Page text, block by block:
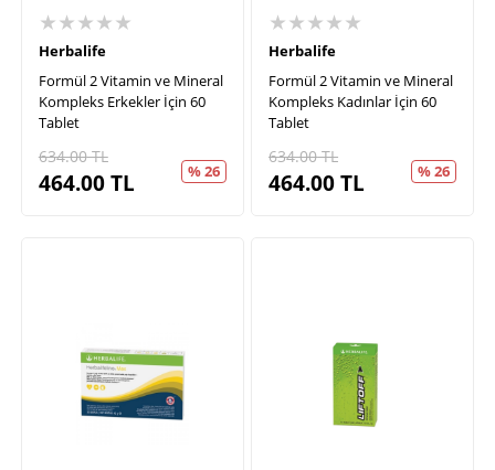
★★★★★
Herbalife
Formül 2 Vitamin ve Mineral
Kompleks Erkekler İçin 60
Tablet
634.00TL
464.00TL % 26
★★★★★
Herbalife
Formül 2 Vitamin ve Mineral
Kompleks Kadınlar İçin 60
Tablet
634.00TL
464.00TL % 26